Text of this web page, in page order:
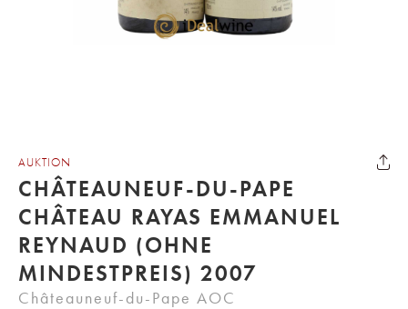
AUKTION
CHÂTEAUNEUF-DU-PAPE
CHÂTEAU RAYAS EMMANUEL
REYNAUD (OHNE
MINDESTPREIS) 2007
Châteauneuf-du-Pape AOC